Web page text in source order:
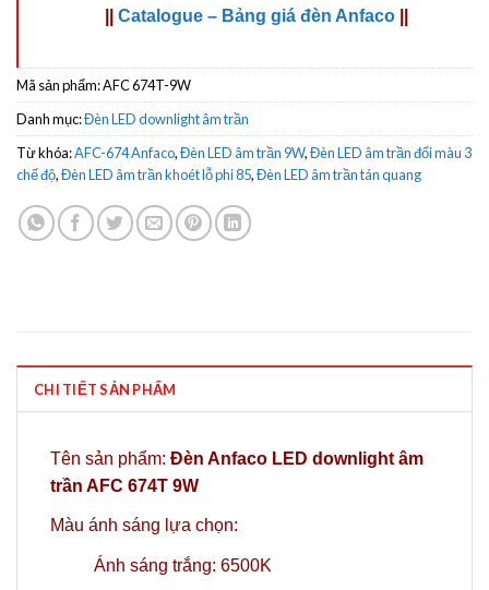
Catalogue – Bảng giá đèn Anfaco
Mã sản phẩm:AFC 674T-9W
Danh mục:Đèn LED downlight âm trần
Từ khóa:AFC-674 Anfaco,Đèn LED âm trần 9W,Đèn LED âm trần đổi màu 3
chế độ,Đèn LED âm trần khoét lỗ phi 85,Đèn LED âm trần tán quang
CHI TIẾT SẢN PHẨM
Tên sản phẩm: Đèn Anfaco LED downlight âm
trần AFC 674T 9W
Màu ánh sáng lựa chọn:
Ánh sáng trắng: 6500K